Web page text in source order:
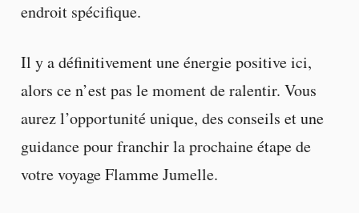
endroit spécifique.
Il y a définitivement une énergie positive ici,
alors ce n’est pas le moment de ralentir. Vous
aurez l’opportunité unique, des conseils et une
guidance pour franchir la prochaine étape de
votre voyage Flamme Jumelle.